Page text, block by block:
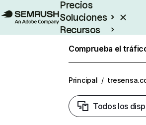
Precios
Soluciones
Recursos
Comprueba el
Principal /
Todos los